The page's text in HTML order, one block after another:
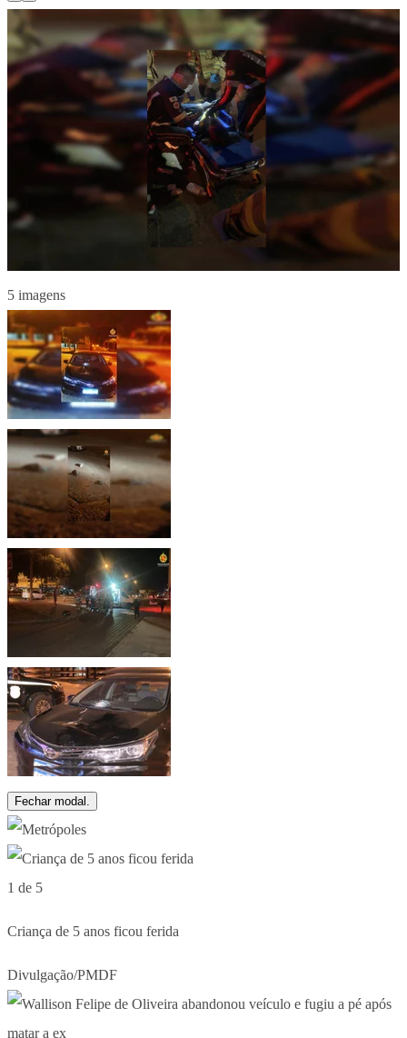
5 imagens
Fechar modal.
1 de 5
Criança de 5 anos ficou ferida
Divulgação/PMDF